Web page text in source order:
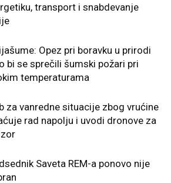
transport i snabdevanje
Opez pri boravku u prirodi
bi se sprečili šumski požari pri
temperaturama
za vanredne situacije zbog vrućine
rad napolju i uvodi dronove za
Saveta REM-a ponovo nije